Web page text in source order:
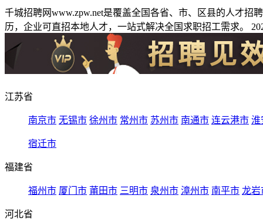
千城招聘网www.zpw.net是覆盖全国各省、市、区县的人才
历，企业可直招本地人才，一站式解决全国求职招工需求。
江苏省
南京市 无锡市 徐州市 常州市 苏州市 南通市 连云港市 淮
宿迁市
福建省
福州市 厦门市 莆田市 三明市 泉州市 漳州市 南平市 龙岩
河北省